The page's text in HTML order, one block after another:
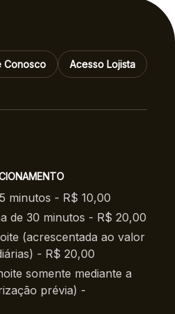
Conosco Acesso Lojista
minutos - R$ 10,00
de 30 minutos - R$ 20,00
(acrescentada ao valor
- R$ 20,00
somente mediante a
prévia) -